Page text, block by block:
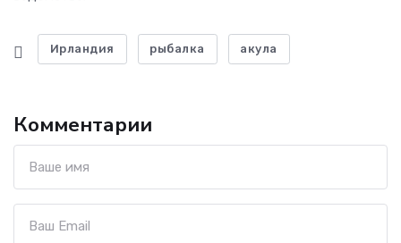
Ирландия рыбалка акула
Комментарии